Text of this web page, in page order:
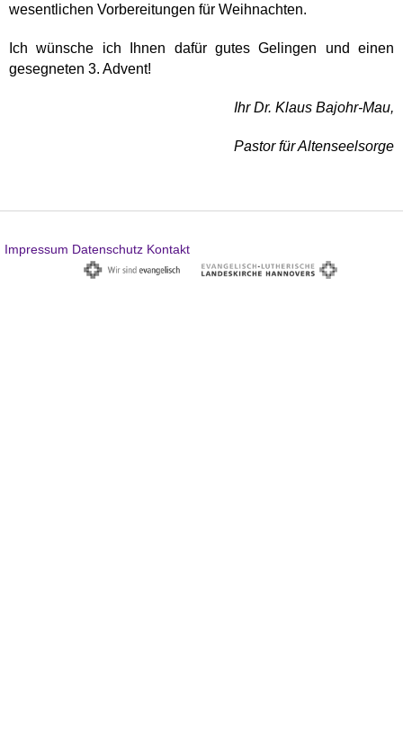
wesentlichen Vorbereitungen für Weihnachten.
Ich wünsche ich Ihnen dafür gutes Gelingen und einen
gesegneten 3. Advent!
Ihr Dr. Klaus Bajohr-Mau,
Pastor für Altenseelsorge
Impressum Datenschutz Kontakt